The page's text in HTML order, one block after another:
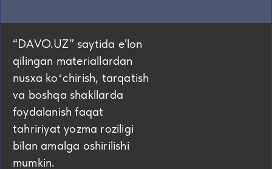
“DAVO.UZ” saytida eʼlon
qilingan materiallardan
nusxa koʻchirish, tarqatish
va boshqa shakllarda
foydalanish faqat
tahririyat yozma roziligi
bilan amalga oshirilishi
mumkin.